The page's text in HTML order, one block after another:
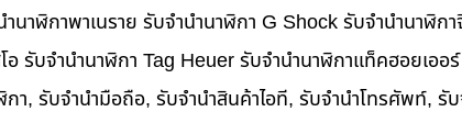
นาฬิกาพาเนราย รับจำนำนาฬิกา G Shock รับจำนำนาฬิก
รับจำนำนาฬิกา Tag Heuer รับจำนำนาฬิกาแท็คฮอยเออ
า, รับจำนำมือถือ, รับจำนำสินค้าไอที, รับจำนำโทรศัพท์, รั